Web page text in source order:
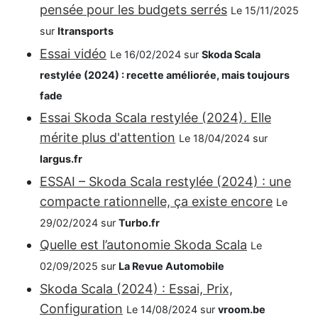
pensée pour les budgets serrés Le 15/11/2025
sur Itransports
Essai vidéo Le 16/02/2024 sur Skoda Scala
restylée (2024) : recette améliorée, mais toujours
fade
Essai Skoda Scala restylée (2024). Elle
mérite plus d'attention Le 18/04/2024 sur
largus.fr
ESSAI – Skoda Scala restylée (2024) : une
compacte rationnelle, ça existe encore Le
29/02/2024 sur Turbo.fr
Quelle est l’autonomie Skoda Scala Le
02/09/2025 sur La Revue Automobile
Skoda Scala (2024) : Essai, Prix,
Configuration Le 14/08/2024 sur vroom.be